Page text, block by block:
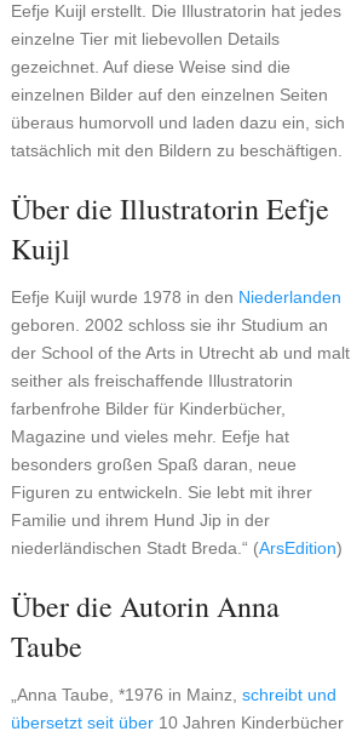
Eefje Kuijl erstellt. Die Illustratorin hat jedes
einzelne Tier mit liebevollen Details
gezeichnet. Auf diese Weise sind die
einzelnen Bilder auf den einzelnen Seiten
überaus humorvoll und laden dazu ein, sich
tatsächlich mit den Bildern zu beschäftigen.
Über die Illustratorin Eefje
Kuijl
Eefje Kuijl wurde 1978 in den Niederlanden
geboren. 2002 schloss sie ihr Studium an
der School of the Arts in Utrecht ab und malt
seither als freischaffende Illustratorin
farbenfrohe Bilder für Kinderbücher,
Magazine und vieles mehr. Eefje hat
besonders großen Spaß daran, neue
Figuren zu entwickeln. Sie lebt mit ihrer
Familie und ihrem Hund Jip in der
niederländischen Stadt Breda.“ (ArsEdition)
Über die Autorin Anna
Taube
„Anna Taube, *1976 in Mainz, schreibt und
übersetzt seit über10 Jahren Kinderbücher